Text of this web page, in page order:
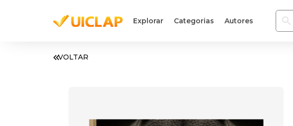
Explorar Categorias Autores
VOLTAR